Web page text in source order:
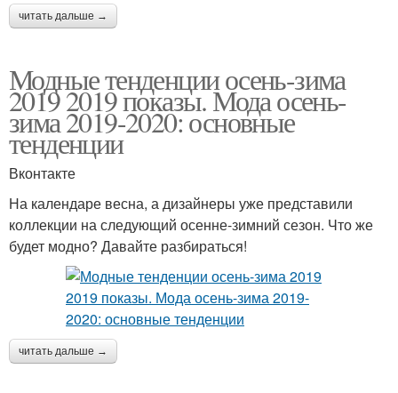
читать дальше →
Модные тенденции осень-зима
2019 2019 показы. Мода осень-
зима 2019-2020: основные
тенденции
Вконтакте
На календаре весна, а дизайнеры уже представили
коллекции на следующий осенне-зимний сезон. Что же
будет модно? Давайте разбираться!
читать дальше →